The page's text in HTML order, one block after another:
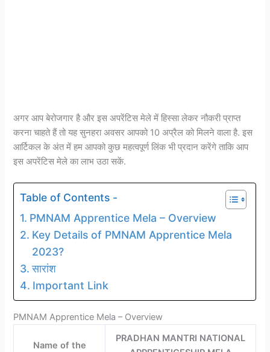
अगर आप बेरोजगार है और इस अपरेंटिस मेले में हिस्सा लेकर नौकरी प्राप्त
करना चाहते हैं तो यह सुनहरा अवसर आपको 10 अप्रैल को मिलने वाला है. इस
आर्टिकल के अंत में हम आपको कुछ महत्वपूर्ण लिंक भी प्रदान करेंगे ताकि आप
इस अपरेंटिस मेले का लाभ उठा सकें.
Table of Contents -
PMNAM Apprentice Mela – Overview
Key Details of PMNAM Apprentice Mela
2023?
सारांश
Important Link
PMNAM Apprentice Mela – Overview
Name of the
PRADHAN MANTRI NATIONAL